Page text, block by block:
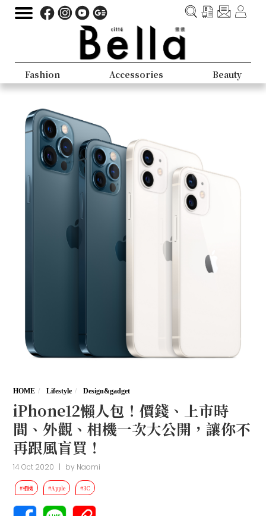
Fashion Accessories Beauty
HOME Lifestyle Design&gadget
iPhone12懶人包！價錢、上市時
間、外觀、相機一次大公開，讓你不
再跟風盲買！
14 Oct 2020 | by Naomi
#相機 #Apple #3C